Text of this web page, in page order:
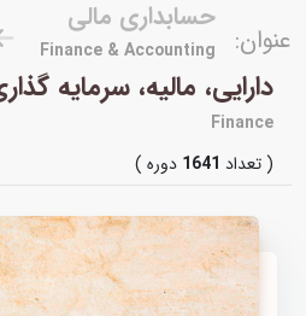
عنوان:
حسابداری مالی
Finance & Accounting
دارایی، مالیه، سرمایه گذاری
Finance
( تعداد1641 دوره )